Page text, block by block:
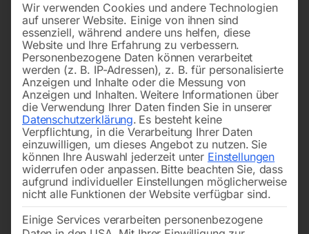
Wir verwenden Cookies und andere Technologien
auf unserer Website. Einige von ihnen sind
essenziell, während andere uns helfen, diese
Website und Ihre Erfahrung zu verbessern.
Personenbezogene Daten können verarbeitet
werden (z. B. IP-Adressen), z. B. für personalisierte
Anzeigen und Inhalte oder die Messung von
Anzeigen und Inhalten. Weitere Informationen über
die Verwendung Ihrer Daten finden Sie in unserer
Datenschutzerklärung. Es besteht keine
Verpflichtung, in die Verarbeitung Ihrer Daten
einzuwilligen, um dieses Angebot zu nutzen. Sie
können Ihre Auswahl jederzeit unter Einstellungen
widerrufen oder anpassen. Bitte beachten Sie, dass
aufgrund individueller Einstellungen möglicherweise
nicht alle Funktionen der Website verfügbar sind.
Einige Services verarbeiten personenbezogene